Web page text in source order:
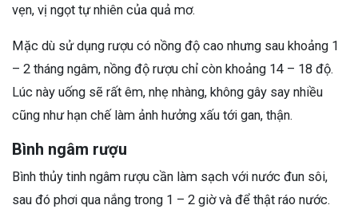
vẹn, vị ngọt tự nhiên của quả mơ.
Mặc dù sử dụng rượu có nồng độ cao nhưng sau khoảng 1
– 2 tháng ngâm, nồng độ rượu chỉ còn khoảng 14 – 18 độ.
Lúc này uống sẽ rất êm, nhẹ nhàng, không gây say nhiều
cũng như hạn chế làm ảnh hưởng xấu tới gan, thận.
Bình ngâm rượu
Bình thủy tinh ngâm rượu cần làm sạch với nước đun sôi,
sau đó phơi qua nắng trong 1 – 2 giờ và để thật ráo nước.